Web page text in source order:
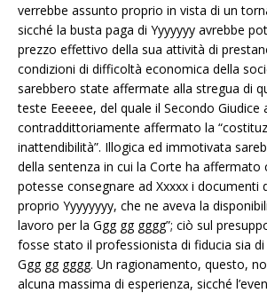
verrebbe assunto proprio in vista di un
sicché la busta paga di Yyyyyyy avrebbe
prezzo effettivo della sua attività di
condizioni di difficoltà economica della
sarebbero state affermate alla stregua di
teste Eeeeee, del quale il Secondo Giudice
contraddittoriamente affermato la
inattendibilità”. Illogica ed immotivata
della sentenza in cui la Corte ha affermato
potesse consegnare ad Xxxxx i documenti
proprio Yyyyyyyy, che ne aveva la
lavoro per la Ggg gg gggg”; ciò sul
fosse stato il professionista di fiducia sia di
Ggg gg gggg. Un ragionamento, questo,
alcuna massima di esperienza, sicché